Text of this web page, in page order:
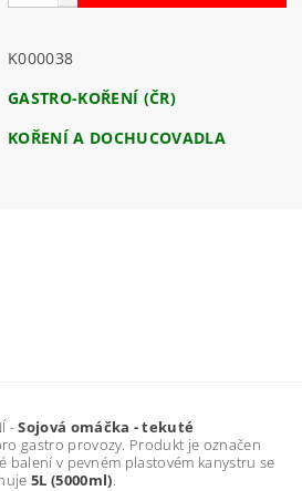
K000038
GASTRO-KOŘENÍ (ČR)
KOŘENÍ A DOCHUCOVADLA
-Sojová omáčka - tekuté
gastro provozy. Produkt je označen
balení v pevném plastovém kanystru se
5L (5000ml)